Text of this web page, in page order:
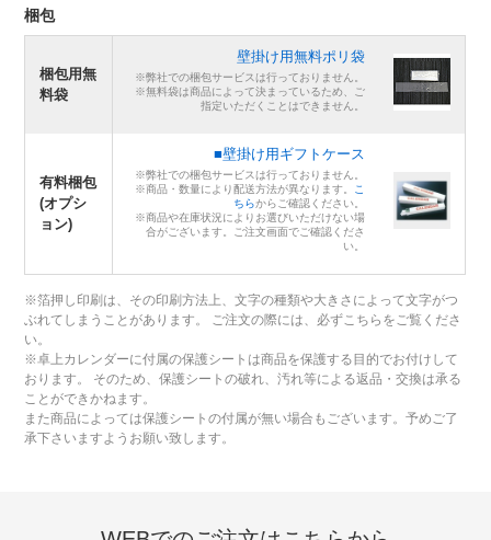
梱包
梱包用無
料袋
壁掛け用無料ポリ袋
※弊社での梱包サービスは行っておりません。
※無料袋は商品によって決まっているため、ご
指定いただくことはできません。
有料梱包
(オプシ
ョン)
■壁掛け用ギフトケース
※弊社での梱包サービスは行っておりません。
※商品・数量により配送方法が異なります。
こ
ちらからご確認ください。
※商品や在庫状況によりお選びいただけない場
合がございます。ご注文画面でご確認くださ
い。
※箔押し印刷は、その印刷方法上、文字の種類や大きさによって文字がつ
ぶれてしまうことがあります。 ご注文の際には、必ずこちらをご覧くださ
い。
※卓上カレンダーに付属の保護シートは商品を保護する目的でお付けして
おります。 そのため、保護シートの破れ、汚れ等による返品・交換は承る
ことができかねます。
また商品によっては保護シートの付属が無い場合もございます。予めご了
承下さいますようお願い致します。